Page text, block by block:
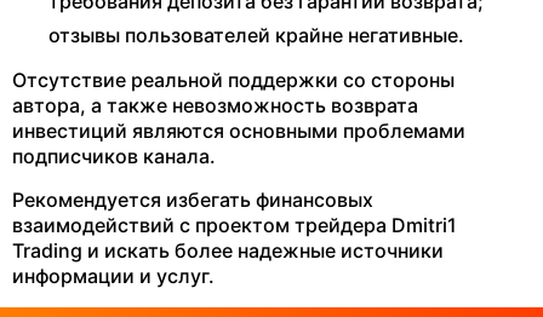
отзывы пользователей крайне негативные.
Отсутствие реальной поддержки со стороны
автора, а также невозможность возврата
инвестиций являются основными проблемами
подписчиков канала.
Рекомендуется избегать финансовых
взаимодействий с проектом трейдера Dmitri1
Trading и искать более надежные источники
информации и услуг.